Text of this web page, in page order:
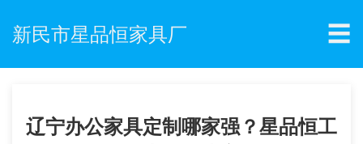
新民市星品恒家具厂 ☰
辽宁办公家具定制哪家强？星品恒工